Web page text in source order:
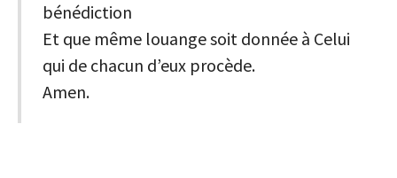
bénédiction
Et que même louange soit donnée à Celui
qui de chacun d’eux procède.
Amen.